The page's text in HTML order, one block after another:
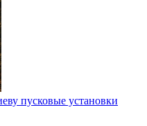
пусковые установки